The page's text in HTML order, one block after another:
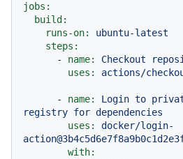
jobs:
build:
runs-on:
ubuntu-latest
steps:
-
name: Checkout
uses:
actions/
- name: Login to
registry for dependencies
uses:
docker/login-
with: